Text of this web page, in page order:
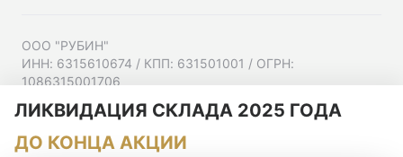
ООО "РУБИН"
ИНН: 6315610674 / КПП: 631501001 / ОГРН:
1086315001706
Ульяновская ул, д. 52/55, помещ. 9-18
Согласие на рекламную рассылку
ЛИКВИДАЦИЯ СКЛАДА 2025 ГОДА
ДО КОНЦА АКЦИИ